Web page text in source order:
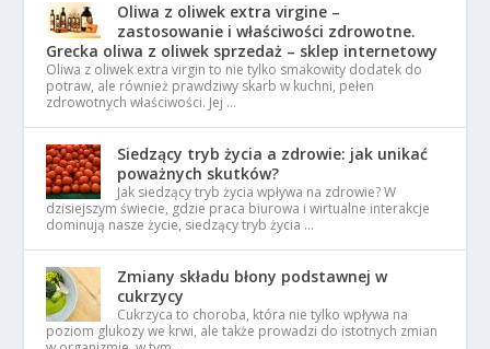
Oliwa z oliwek extra virgine –
zastosowanie i właściwości zdrowotne.
Grecka oliwa z oliwek sprzedaż – sklep internetowy
Oliwa z oliwek extra virgin to nie tylko smakowity dodatek do
potraw, ale również prawdziwy skarb w kuchni, pełen
zdrowotnych właściwości. Jej …
Siedzący tryb życia a zdrowie: jak unikać
poważnych skutków?
Jak siedzący tryb życia wpływa na zdrowie? W
dzisiejszym świecie, gdzie praca biurowa i wirtualne interakcje
dominują nasze życie, siedzący tryb życia …
Zmiany składu błony podstawnej w
cukrzycy
Cukrzyca to choroba, która nie tylko wpływa na
poziom glukozy we krwi, ale także prowadzi do istotnych zmian